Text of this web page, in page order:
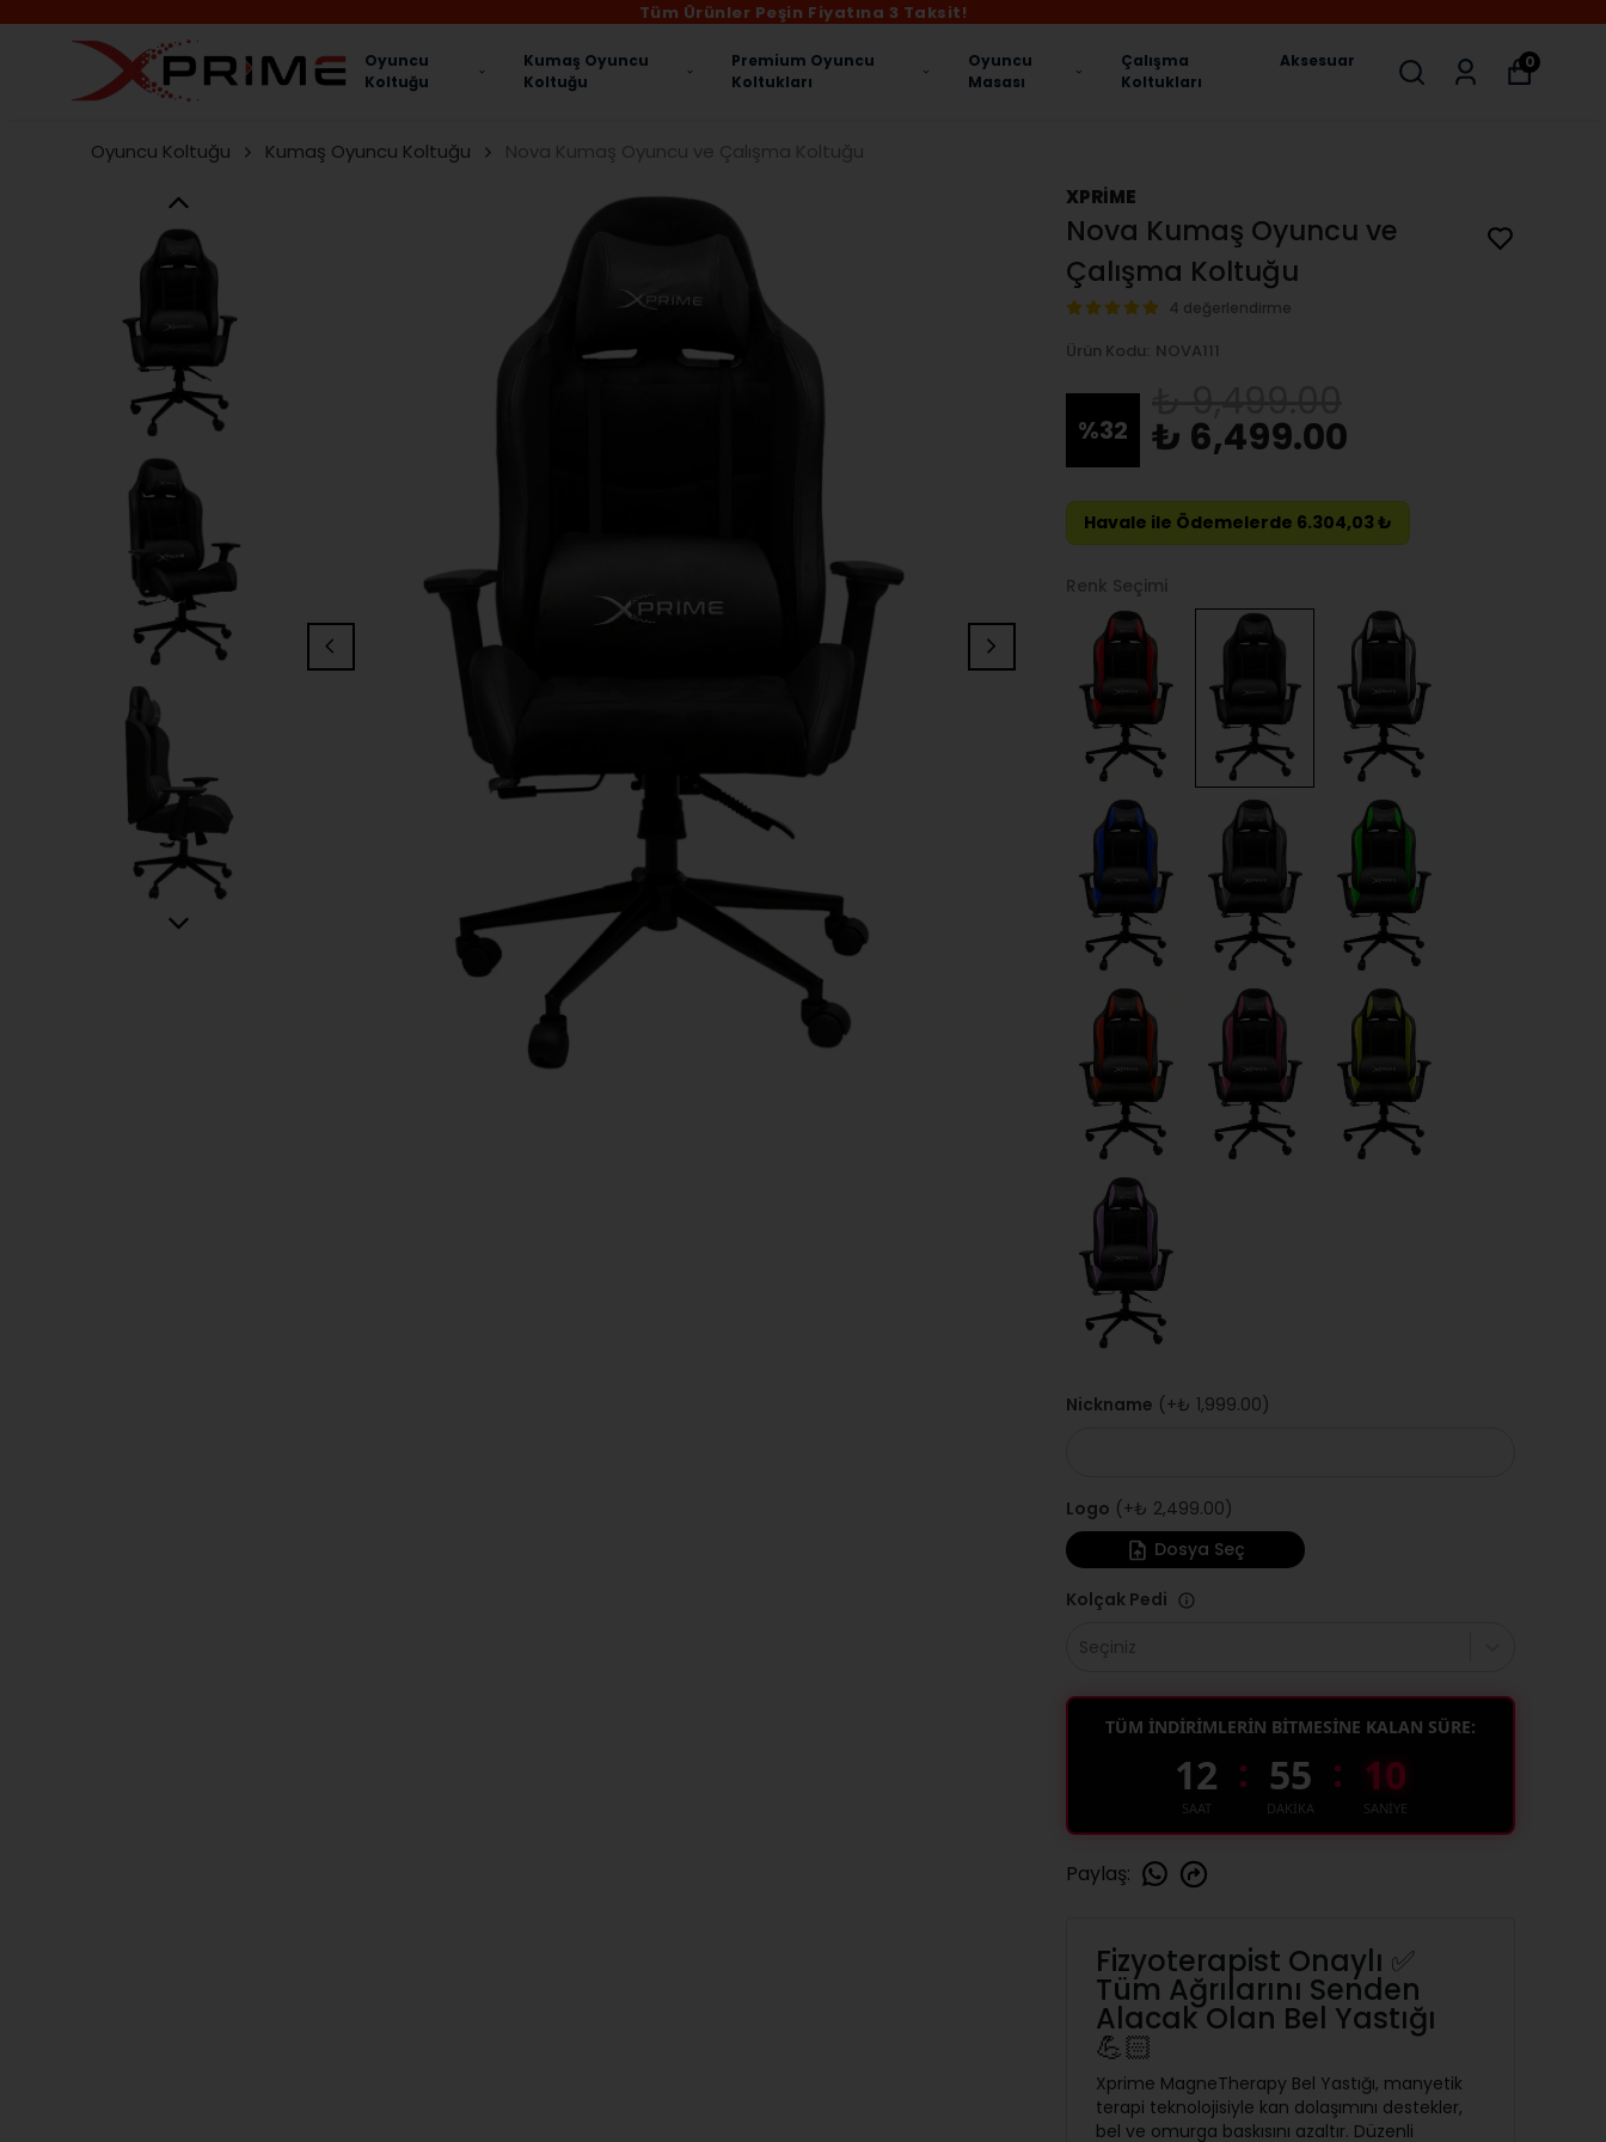
Tüm Ürünler Peşin Fiyatına 3 Taksit!
Oyuncu
Koltuğu
Kumaş Oyuncu
Koltuğu
Premium Oyuncu
Koltukları
Oyuncu
Masası
Çalışma
Koltukları
Aksesuar 0
Oyuncu Koltuğu Kumaş Oyuncu Koltuğu
Nova Kumaş Oyuncu ve Çalışma Koltuğu
XPRİME
Nova Kumaş Oyuncu ve
Çalışma Koltuğu
4 değerlendirme
Ürün Kodu: NOVA111
%32 ₺ 6,499.00
Havale ile Ödemelerde 6.304,03 ₺
Renk Seçimi
Nickname (+₺ 1,999.00)
Logo (+₺ 2,499.00)
Dosya Seç
Kolçak Pedi
Seçiniz
TÜM İNDİRİMLERİN BİTMESİNE KALAN SÜRE:
12
SAAT
: 55
DAKİKA
: 09
SANİYE
Paylaş:
Fizyoterapist Onaylı ✅
Tüm Ağrılarını Senden
Alacak Olan Bel Yastığı
💪🏻
Xprime MagneTherapy Bel Yastığı, manyetik
terapi teknolojisiyle kan dolaşımını destekler,
bel ve omurga baskısını azaltır. Düzenli